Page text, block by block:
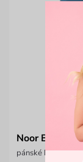
Noor Blue
pánské boxerky